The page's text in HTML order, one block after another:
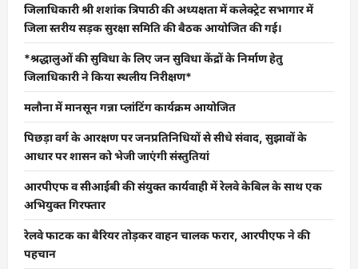
जिलाधिकारी श्री शशांक त्रिपाठी की अध्यक्षता में कलेक्ट्रेट सभागार में
जिला स्तरीय सड़क सुरक्षा समिति की बैठक आयोजित की गई।
*श्रद्धालुओं की सुविधा के लिए जन सुविधा केंद्रों के निर्माण हेतु
जिलाधिकारी ने किया स्थलीय निरीक्षण*
मलौना में मानसून गन्ना प्लांटिंग कार्यक्रम आयोजित
पिछड़ा वर्ग के आरक्षण पर जनप्रतिनिधियों से सीधे संवाद, सुझावों के
आधार पर शासन को भेजी जाएंगी संस्तुतियां
आरपीएफ व सीआईबी की संयुक्त कार्यवाही में रेलवे केबिल के साथ एक
अभियुक्त गिरफ्तार
रेलवे फाटक का बैरियर तोड़कर वाहन चालक फरार, आरपीएफ ने की
पहचान